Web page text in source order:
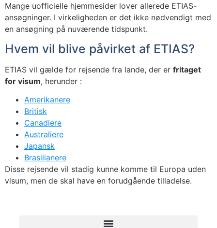
Mange uofficielle hjemmesider lover allerede ETIAS-
ansøgninger. I virkeligheden er det ikke nødvendigt med
en ansøgning på nuværende tidspunkt.
Hvem vil blive påvirket af ETIAS?
ETIAS vil gælde for rejsende fra lande, der er fritaget
for visum, herunder :
Amerikanere
Britisk
Canadiere
Australiere
Japansk
Brasilianere
Disse rejsende vil stadig kunne komme til Europa uden
visum, men de skal have en forudgående tilladelse.